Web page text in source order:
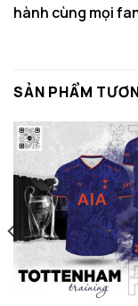
hành cùng mọi
SẢN PHẨM